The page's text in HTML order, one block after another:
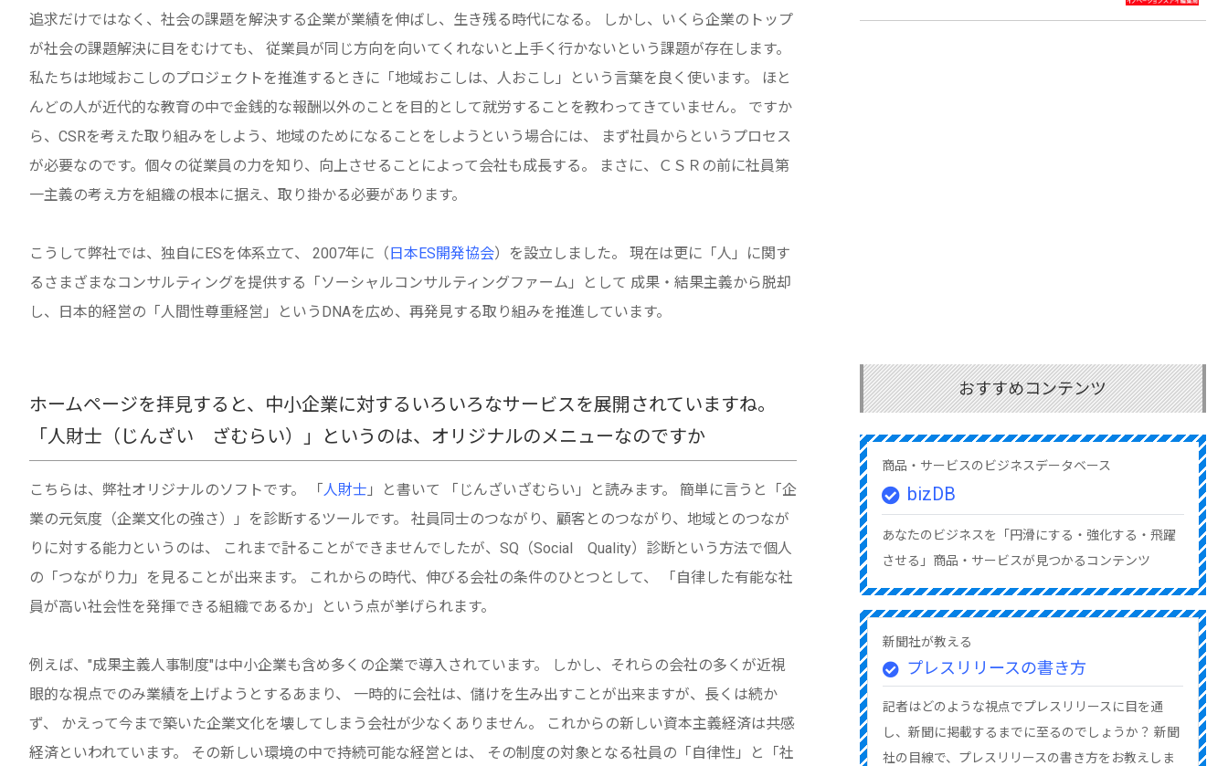
追求だけではなく、社会の課題を解決する企業が業績を伸ばし、生き残る時代になる。 しかし、いくら企業のトップ
が社会の課題解決に目をむけても、 従業員が同じ方向を向いてくれないと上手く行かないという課題が存在します。
私たちは地域おこしのプロジェクトを推進するときに「地域おこしは、人おこし」という言葉を良く使います。 ほと
んどの人が近代的な教育の中で金銭的な報酬以外のことを目的として就労することを教わってきていません。 ですか
ら、CSRを考えた取り組みをしよう、地域のためになることをしようという場合には、 まず社員からというプロセス
が必要なのです。個々の従業員の力を知り、向上させることによって会社も成長する。 まさに、ＣＳＲの前に社員第
一主義の考え方を組織の根本に据え、取り掛かる必要があります。
こうして弊社では、独自にESを体系立て、 2007年に（日本ES開発協会）を設立しました。 現在は更に「人」に関す
るさまざまなコンサルティングを提供する「ソーシャルコンサルティングファーム」として 成果・結果主義から脱却
し、日本的経営の「人間性尊重経営」というDNAを広め、再発見する取り組みを推進しています。
ホームページを拝見すると、中小企業に対するいろいろなサービスを展開されていますね。
「人財士（じんざい ざむらい）」というのは、オリジナルのメニューなのですか
こちらは、弊社オリジナルのソフトです。 「人財士 」と書いて 「じんざいざむらい」と読みます。 簡単に言うと「企
業の元気度（企業文化の強さ）」を診断するツールです。 社員同士のつながり、顧客とのつながり、地域とのつなが
りに対する能力というのは、 これまで計ることができませんでしたが、SQ（Social Quality）診断という方法で個人
の「つながり力」を見ることが出来ます。 これからの時代、伸びる会社の条件のひとつとして、 「自律した有能な社
員が高い社会性を発揮できる組織であるか」という点が挙げられます。
例えば、"成果主義人事制度"は中小企業も含め多くの企業で導入されています。 しかし、それらの会社の多くが近視
眼的な視点でのみ業績を上げようとするあまり、 一時的に会社は、儲けを生み出すことが出来ますが、長くは続か
ず、 かえって今まで築いた企業文化を壊してしまう会社が少なくありません。 これからの新しい資本主義経済は共感
経済といわれています。 その新しい環境の中で持続可能な経営とは、 その制度の対象となる社員の「自律性」と「社
おすすめコンテンツ
商品・サービスのビジネスデータベース
bizDB
あなたのビジネスを「円滑にする・強化する・飛躍
させる」商品・サービスが見つかるコンテンツ
新聞社が教える
プレスリリースの書き方
記者はどのような視点でプレスリリースに目を通
し、新聞に掲載するまでに至るのでしょうか？ 新聞
社の目線で、プレスリリースの書き方をお教えしま